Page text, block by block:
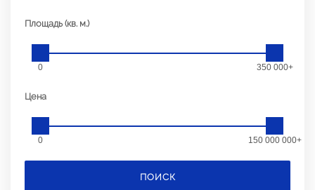
Площадь (кв. м.)
0 350 000+
Цена
0 150 000 000+
ПОИСК